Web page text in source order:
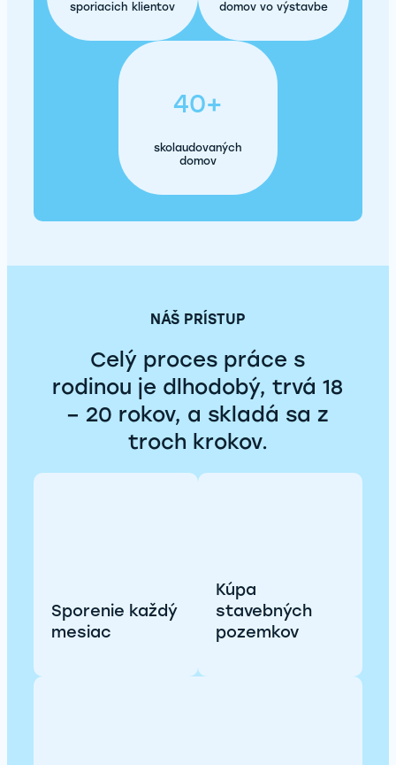
sporiacich klientov domov vo výstavbe
40+
skolaudovaných
domov
NÁŠ PRÍSTUP
Celý proces práce s
rodinou je dlhodobý, trvá 18
– 20 rokov, a skladá sa z
troch krokov.
Sporenie každý
mesiac
Kúpa
stavebných
pozemkov